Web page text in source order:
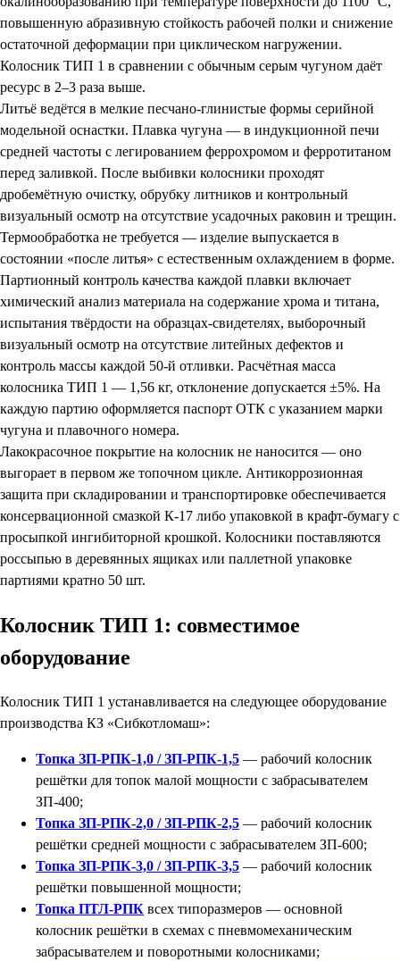
повышенную абразивную стойкость рабочей полки и снижение
остаточной деформации при циклическом нагружении.
Колосник ТИП 1 в сравнении с обычным серым чугуном даёт
ресурс в 2–3 раза выше.
Литьё ведётся в мелкие песчано-глинистые формы серийной
модельной оснастки. Плавка чугуна — в индукционной печи
средней частоты с легированием феррохромом и ферротитаном
перед заливкой. После выбивки колосники проходят
дробемётную очистку, обрубку литников и контрольный
визуальный осмотр на отсутствие усадочных раковин и трещин.
Термообработка не требуется — изделие выпускается в
состоянии «после литья» с естественным охлаждением в форме.
Партионный контроль качества каждой плавки включает
химический анализ материала на содержание хрома и титана,
испытания твёрдости на образцах-свидетелях, выборочный
визуальный осмотр на отсутствие литейных дефектов и
контроль массы каждой 50-й отливки. Расчётная масса
колосника ТИП 1 — 1,56 кг, отклонение допускается ±5%. На
каждую партию оформляется паспорт ОТК с указанием марки
чугуна и плавочного номера.
Лакокрасочное покрытие на колосник не наносится — оно
выгорает в первом же топочном цикле. Антикоррозионная
защита при складировании и транспортировке обеспечивается
консервационной смазкой К-17 либо упаковкой в крафт-бумагу с
просыпкой ингибиторной крошкой. Колосники поставляются
россыпью в деревянных ящиках или паллетной упаковке
партиями кратно 50 шт.
Колосник ТИП 1: совместимое
оборудование
Колосник ТИП 1 устанавливается на следующее оборудование
производства КЗ «Сибкотломаш»:
Топка ЗП-РПК-1,0 / ЗП-РПК-1,5 — рабочий колосник
решётки для топок малой мощности с забрасывателем
ЗП-400;
Топка ЗП-РПК-2,0 / ЗП-РПК-2,5 — рабочий колосник
решётки средней мощности с забрасывателем ЗП-600;
Топка ЗП-РПК-3,0 / ЗП-РПК-3,5 — рабочий колосник
решётки повышенной мощности;
Топка ПТЛ-РПК всех типоразмеров — основной
колосник решётки в схемах с пневмомеханическим
забрасывателем и поворотными колосниками;